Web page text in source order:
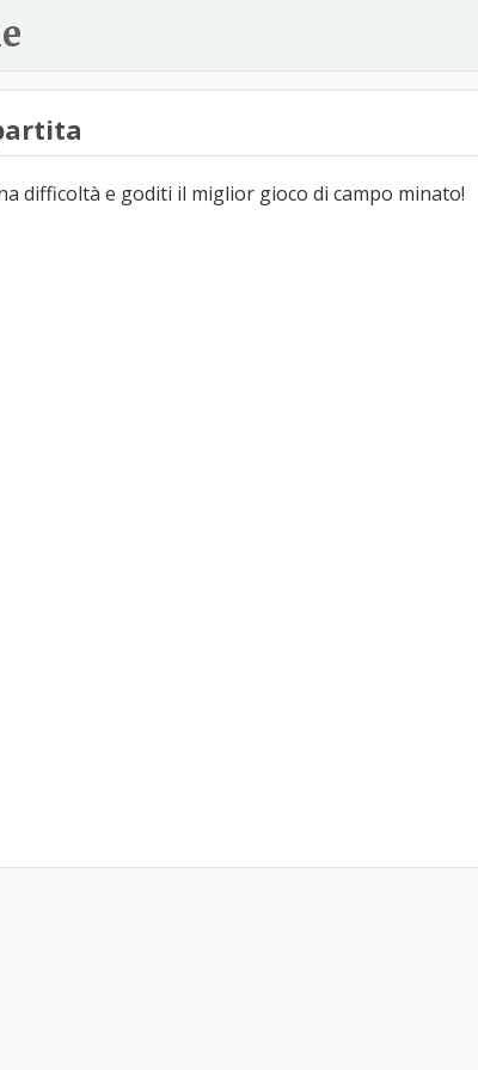
difficoltà e goditi il miglior gioco di campo minato!